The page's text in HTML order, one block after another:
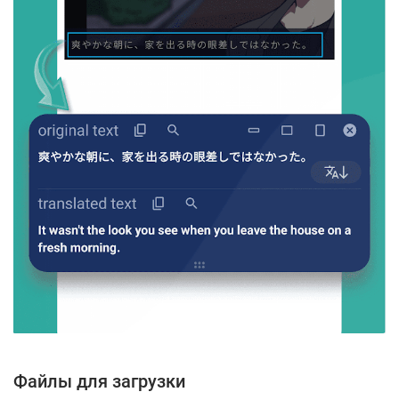
Файлы для загрузки